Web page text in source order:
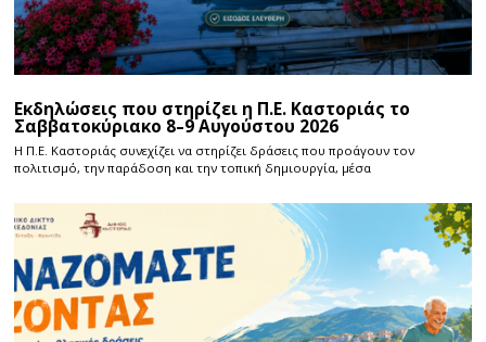
Εκδηλώσεις που στηρίζει η Π.Ε. Καστοριάς το
Σαββατοκύριακο 8–9 Αυγούστου 2026
Η Π.E. Καστοριάς συνεχίζει να στηρίζει δράσεις που προάγουν τον
πολιτισμό, την παράδοση και την τοπική δημιουργία, μέσα